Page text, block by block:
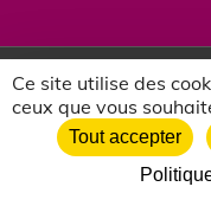
Ce site utilise des
ceux que vous
Tout accepter
CC-BY-NC 2018-2026
Haute-Loire |
politique de